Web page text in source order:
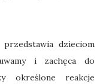
przedstawia dzieciom
i zachęca do
określone reakcje